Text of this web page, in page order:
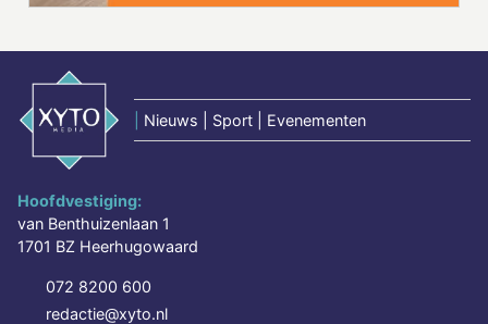
Nieuws | Sport | Evenementen
Hoofdvestiging:
van Benthuizenlaan 1
1701 BZ Heerhugowaard
072 8200 600
redactie@xyto.nl